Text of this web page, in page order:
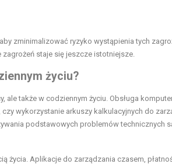
zminimalizować ryzyko wystąpienia tych
staje się jeszcze istotniejsze.
życiu?
także w codziennym życiu. Obsługa
wykorzystanie arkuszy kalkulacyjnych do
podstawowych problemów technicznych
życia. Aplikacje do zarządzania czasem,